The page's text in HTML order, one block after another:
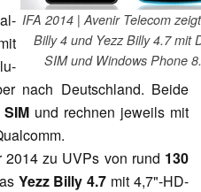
IFA 2014 | Avenir Telecom
Billy 4 und Yezz Billy 4.7 mit
SIM und Windows Phone
nach Deutschland. Beide
und rechnen jeweils mit
2014 zu UVPs von rund 130
Yezz Billy 4.7 mit 4,7"-HD-